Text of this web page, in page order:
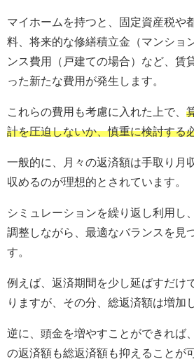
マイホームを持つと、固定資産税や
料、将来的な修繕積立金（マンショ
ンス費用（戸建ての場合）など、賃
った新たな費用が発生します。
これらの費用も考慮に入れた上で、
計を圧迫しないか、慎重に検討する
一般的に、月々の返済額は手取り月
収めるのが理想的とされています。
シミュレーションを繰り返し利用し
調整しながら、最適なバランスを見
す。
例えば、返済期間を少し延ばすだけ
りますが、その分、総返済額は増加
逆に、頭金を増やすことができれば
の返済額も総返済額も抑えることが